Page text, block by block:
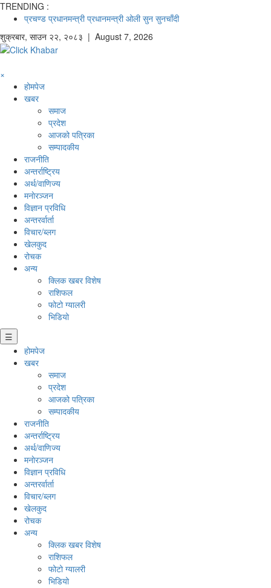
TRENDING :
प्रचण्ड प्रधानमन्त्री प्रधानमन्त्री ओली सुन सुनचाँदी
शुक्रबार, साउन २२, २०८३ | August 7, 2026
×
होमपेज
खबर
समाज
प्रदेश
आजको पत्रिका
सम्पादकीय
राजनीति
अन्तर्राष्ट्रिय
अर्थ/वाणिज्य
मनाेरञ्जन
विज्ञान प्रविधि
अन्तरर्वार्ता
विचार/ब्लग
खेलकुद
रोचक
अन्य
क्लिक खबर विशेष
राशिफल
फोटो ग्यालरी
भिडियो
☰
होमपेज
खबर
समाज
प्रदेश
आजको पत्रिका
सम्पादकीय
राजनीति
अन्तर्राष्ट्रिय
अर्थ/वाणिज्य
मनाेरञ्जन
विज्ञान प्रविधि
अन्तरर्वार्ता
विचार/ब्लग
खेलकुद
रोचक
अन्य
क्लिक खबर विशेष
राशिफल
फोटो ग्यालरी
भिडियो